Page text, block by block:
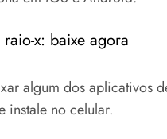
x: baixe agora
algum dos aplicativos
instale no celular.